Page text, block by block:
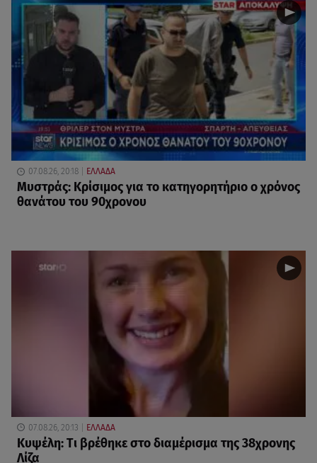
07.08.26, 20:18 ΕΛΛΑΔΑ
Μυστράς: Κρίσιμος για το κατηγορητήριο ο χρόνος
θανάτου του 90χρονου
07.08.26, 20:13 ΕΛΛΑΔΑ
Κυψέλη: Tι βρέθηκε στο διαμέρισμα της 38χρονης
Λίζα